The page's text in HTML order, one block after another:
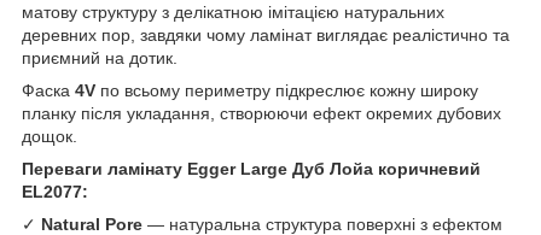
матову структуру з делікатною імітацією натуральних
деревних пор, завдяки чому ламінат виглядає реалістично та
приємний на дотик.
Фаска 4V по всьому периметру підкреслює кожну широку
планку після укладання, створюючи ефект окремих дубових
дощок.
Переваги ламінату Egger Large Дуб Лойа коричневий
EL2077:
✓ Natural Pore — натуральна структура поверхні з ефектом